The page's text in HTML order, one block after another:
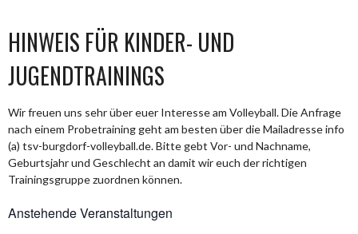
HINWEIS FÜR KINDER- UND
JUGENDTRAININGS
Wir freuen uns sehr über euer Interesse am Volleyball. Die Anfrage
nach einem Probetraining geht am besten über die Mailadresse info
(a) tsv-burgdorf-volleyball.de. Bitte gebt Vor- und Nachname,
Geburtsjahr und Geschlecht an damit wir euch der richtigen
Trainingsgruppe zuordnen können.
Anstehende Veranstaltungen